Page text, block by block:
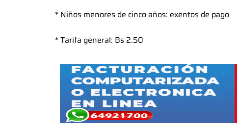
* Niños menores de cinco años: exentos de pago
* Tarifa general: Bs 2.50